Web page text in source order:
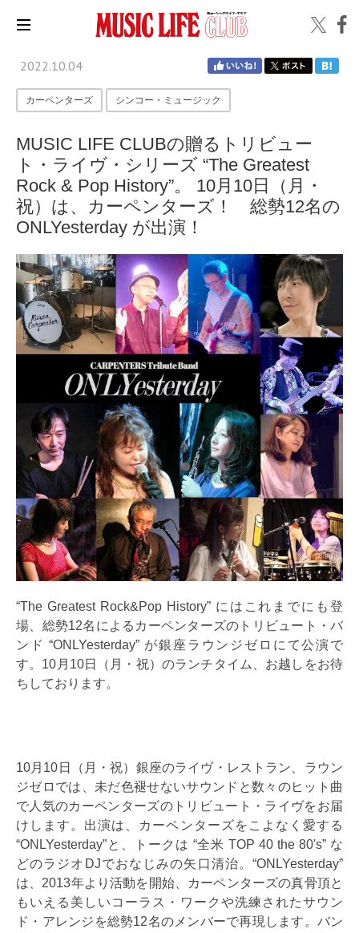
2022.10.04
カーペンターズ シンコー・ミュージック
MUSIC LIFE CLUBの贈るトリビュー
ト・ライヴ・シリーズ “The Greatest
Rock & Pop History”。 10月10日（月・
祝）は、カーペンターズ！ 総勢12名の
ONLYesterday が出演！
“The Greatest Rock&Pop History” にはこれまでにも登
場、総勢12名によるカーペンターズのトリビュート・バ
ンド “ONLYesterday” が銀座ラウンジゼロにて公演で
す。10月10日（月・祝）のランチタイム、お越しをお待
ちしております。
10月10日（月・祝）銀座のライヴ・レストラン、ラウン
ジゼロでは、未だ色褪せないサウンドと数々のヒット曲
で人気のカーペンターズのトリビュート・ライヴをお届
けします。出演は、カーペンターズをこよなく愛する
“ONLYesterday”と、トークは “全米 TOP 40 the 80's” な
どのラジオDJでおなじみの矢口清治。“ONLYesterday”
は、2013年より活動を開始、カーペンターズの真骨頂と
もいえる美しいコーラス・ワークや洗練されたサウン
ド・アレンジを総勢12名のメンバーで再現します。バン